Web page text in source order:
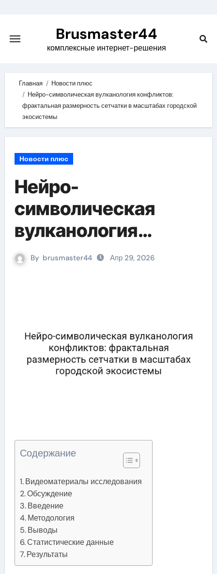
content
Brusmaster44
комплексные интернет-решения
Главная
Новости плюс
Нейро-символическая вулканология конфликтов:
фрактальная размерность сетчатки в масштабах городской
экосистемы
Новости плюс
Нейро-
символическая
вулканология
конфликтов:
масштабах
городской
экосистемы
By brusmaster44 Апр 29, 2026
Содержание
Видеоматериалы исследования
Обсуждение
Введение
Методология
Выводы
Статистические данные
Результаты